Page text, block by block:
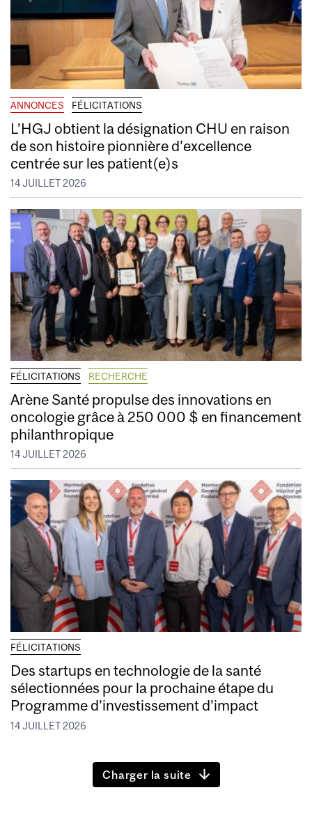
ANNONCES FÉLICITATIONS
L’HGJ obtient la désignation CHU en raison
de son histoire pionnière d’excellence
centrée sur les patient(e)s
14 JUILLET 2026
FÉLICITATIONS RECHERCHE
Arène Santé propulse des innovations en
oncologie grâce à 250 000 $ en financement
philanthropique
14 JUILLET 2026
FÉLICITATIONS
Des startups en technologie de la santé
sélectionnées pour la prochaine étape du
Programme d’investissement d’impact
14 JUILLET 2026
Charger la suite